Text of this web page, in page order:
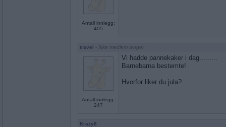
Antall innlegg:
405
travel - Ikke medlem lenger
Antall innlegg:
247
Vi hadde pannekaker i dag.........
Barnebarna bestemte!
Hvorfor liker du jula?
Krazy8